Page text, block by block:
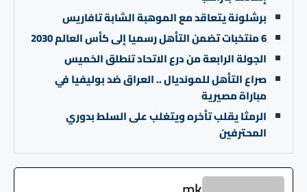
برشلونة يتعاقد مع الموهبة الشابة تافاريس
6 منتخبات تضمن التأهل رسميا إلى كأس العالم 2030
الجولة الرابعة من درع الاتحاد تنطلق الخميس
صراع التأهل للمونديال .. العراق ضد بوليفيا في
مباراة مصيرية
الرمثا يقلب تأخره ويتغلب على السلط بدوري
المحترفين